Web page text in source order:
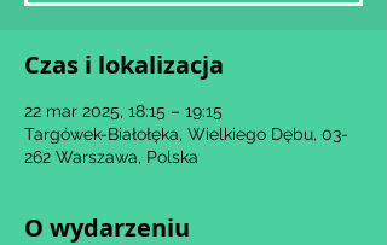
Czas i lokalizacja
22 mar 2025, 18:15 – 19:15
Targówek-Białołęka, Wielkiego Dębu, 03-
262 Warszawa, Polska
O wydarzeniu